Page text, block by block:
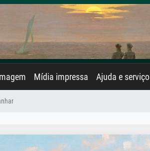
Mídia impressa Ajuda e serviço